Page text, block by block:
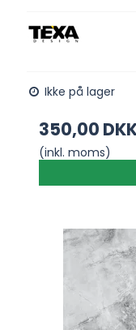
Ikke på lager
350,00
(inkl. moms)